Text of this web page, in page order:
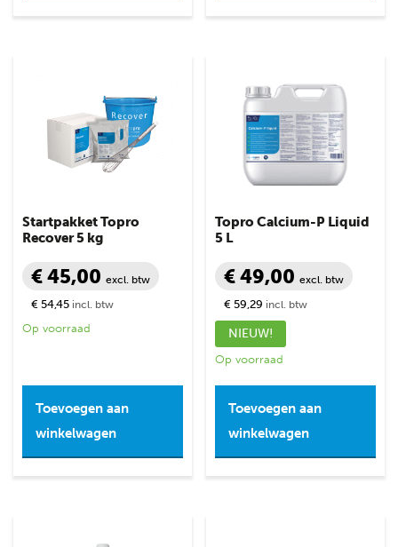
Startpakket Topro
Recover 5 kg
€ 45,00 excl. btw
€ 54,45 incl. btw
Op voorraad
Toevoegen aan
winkelwagen
Topro Calcium-P Liquid
5 L
€ 49,00excl. btw
€ 59,29 incl. btw
NIEUW!
Op voorraad
Toevoegen aan
winkelwagen